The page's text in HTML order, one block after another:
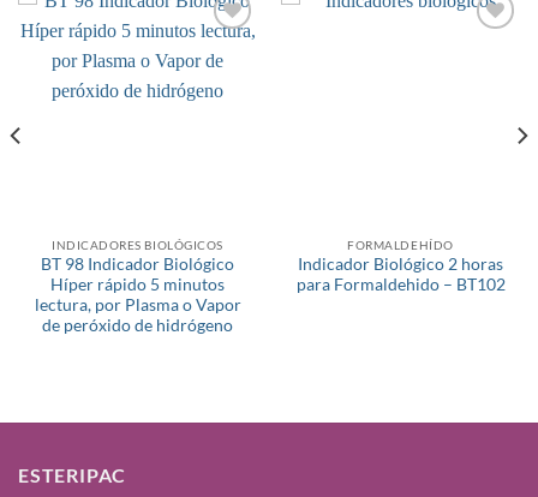
a la
deseos
INDICADORES BIOLÓGICOS
BT 98 Indicador Biológico
Híper rápido 5 minutos
lectura, por Plasma o Vapor
de peróxido de hidrógeno
FORMALDEHÍDO
Indicador Biológico 2 horas
para Formaldehido – BT102
ESTERIPAC